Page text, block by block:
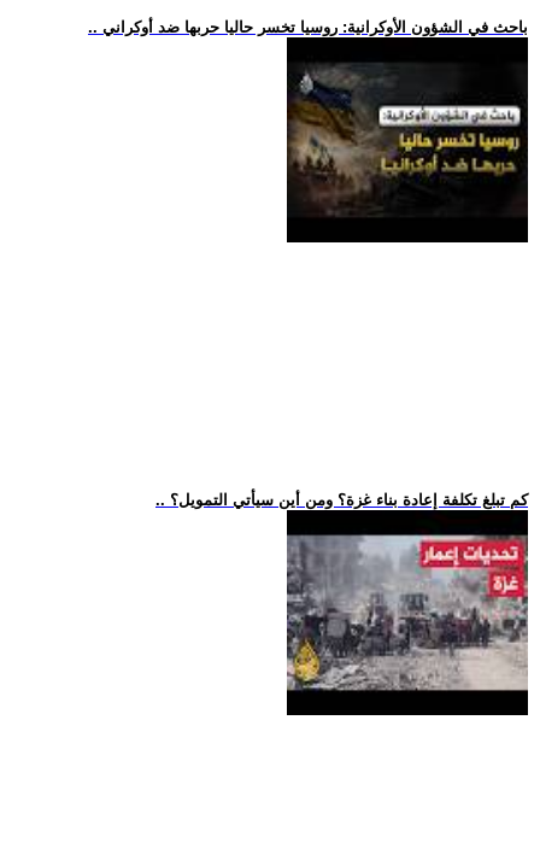
.. باحث في الشؤون الأوكرانية: روسيا تخسر حاليا حربها ضد أوكراني
.. كم تبلغ تكلفة إعادة بناء غزة؟ ومن أين سيأتي التمويل؟